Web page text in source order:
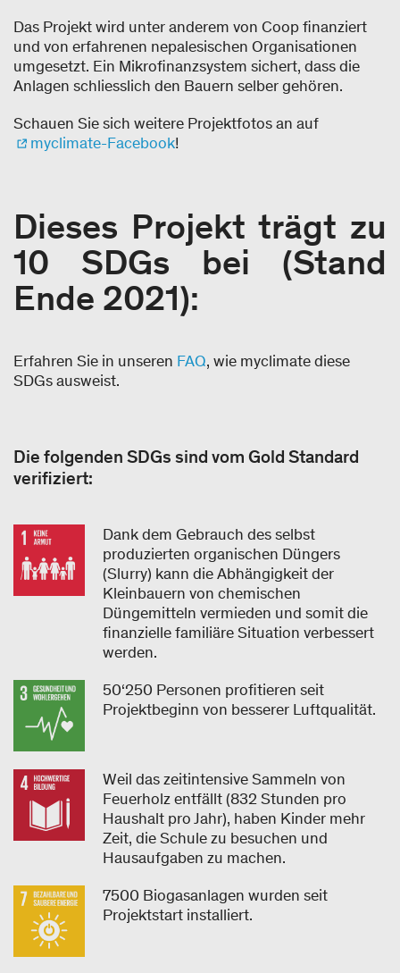
Das Projekt wird unter anderem von Coop finanziert
und von erfahrenen nepalesischen Organisationen
umgesetzt. Ein Mikrofinanzsystem sichert, dass die
Anlagen schliesslich den Bauern selber gehören.
Schauen Sie sich weitere Projektfotos an auf
myclimate-Facebook!
Dieses Projekt trägt zu
10 SDGs bei (Stand
Ende 2021):​
Erfahren Sie in unseren FAQ, wie myclimate diese
SDGs ausweist.
Die folgenden SDGs sind vom Gold Standard
verifiziert:
Dank dem Gebrauch des selbst
produzierten organischen Düngers
(Slurry) kann die Abhängigkeit der
Kleinbauern von chemischen
Düngemitteln vermieden und somit die
finanzielle familiäre Situation verbessert
werden.
50‘250 Personen profitieren seit
Projektbeginn von besserer Luftqualität.
Weil das zeitintensive Sammeln von
Feuerholz entfällt (832 Stunden pro
Haushalt pro Jahr), haben Kinder mehr
Zeit, die Schule zu besuchen und
Hausaufgaben zu machen.
7500 Biogasanlagen wurden seit
Projektstart installiert.